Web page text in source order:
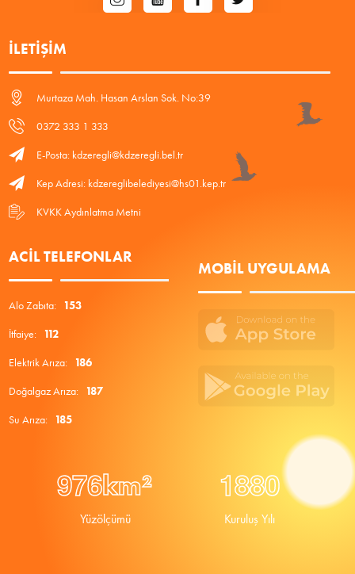
İLETIŞIM
Murtaza Mah. Hasan Arslan Sok. No:39
0372 333 1 333
E-Posta: kdzeregli@kdzeregli.bel.tr
Kep Adresi: kdzereglibelediyesi@hs01.kep.tr
KVKK Aydınlatma Metni
ACIL TELEFONLAR
Alo Zabıta: 153
İtfaiye: 112
Elektrik Arıza: 186
Doğalgaz Arıza: 187
Su Arıza: 185
MOBIL UYGULAMA
976km²
Yüzölçümü
1880
Kuruluş Yılı